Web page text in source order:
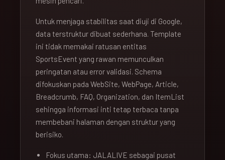
Untuk menjaga stabilitas saat diuji di Google,
data terstruktur dibuat sederhana. Template
ini tidak memakai ratusan entitas
SportsEvent yang rawan memunculkan
peringatan atau error validasi. Schema
difokuskan pada WebSite, WebPage, Article,
Breadcrumb, FAQ, Organization, dan ItemList
sehingga informasi inti tetap terbaca tanpa
membebani halaman dengan struktur yang
berisiko.
Fokus utama: JALALIVE sebagai pusat